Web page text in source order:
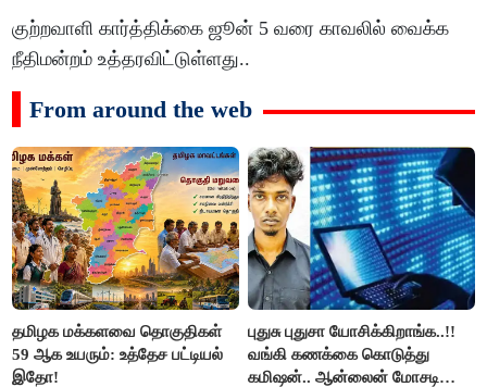
குற்றவாளி கார்த்திக்கை ஜூன் 5 வரை காவலில் வைக்க
நீதிமன்றம் உத்தரவிட்டுள்ளது..
From around the web
தமிழக மக்களவை தொகுதிகள்
59 ஆக உயரும்: உத்தேச பட்டியல்
இதோ!
புதுசு புதுசா யோசிக்கிறாங்க..!!
வங்கி கணக்கை கொடுத்து
கமிஷன்.. ஆன்லைன் மோசடி